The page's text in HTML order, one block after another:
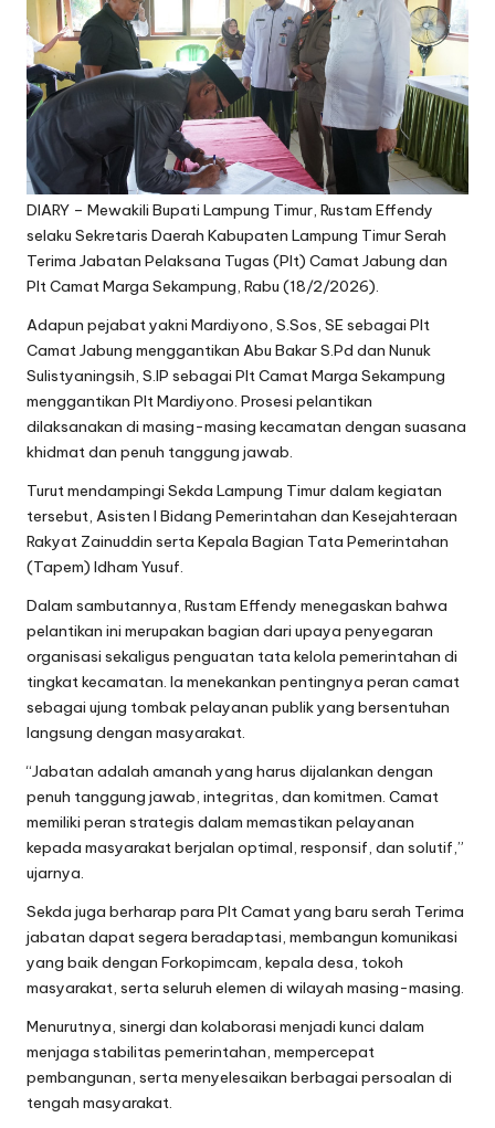
DIARY – Mewakili Bupati Lampung Timur, Rustam Effendy
selaku Sekretaris Daerah Kabupaten Lampung Timur Serah
Terima Jabatan Pelaksana Tugas (Plt) Camat Jabung dan
Plt Camat Marga Sekampung, Rabu (18/2/2026).
Adapun pejabat yakni Mardiyono, S.Sos, SE sebagai Plt
Camat Jabung menggantikan Abu Bakar S.Pd dan Nunuk
Sulistyaningsih, S.IP sebagai Plt Camat Marga Sekampung
menggantikan Plt Mardiyono. Prosesi pelantikan
dilaksanakan di masing-masing kecamatan dengan suasana
khidmat dan penuh tanggung jawab.
Turut mendampingi Sekda Lampung Timur dalam kegiatan
tersebut, Asisten I Bidang Pemerintahan dan Kesejahteraan
Rakyat Zainuddin serta Kepala Bagian Tata Pemerintahan
(Tapem) Idham Yusuf.
Dalam sambutannya, Rustam Effendy menegaskan bahwa
pelantikan ini merupakan bagian dari upaya penyegaran
organisasi sekaligus penguatan tata kelola pemerintahan di
tingkat kecamatan. Ia menekankan pentingnya peran camat
sebagai ujung tombak pelayanan publik yang bersentuhan
langsung dengan masyarakat.
“Jabatan adalah amanah yang harus dijalankan dengan
penuh tanggung jawab, integritas, dan komitmen. Camat
memiliki peran strategis dalam memastikan pelayanan
kepada masyarakat berjalan optimal, responsif, dan solutif,”
ujarnya.
Sekda juga berharap para Plt Camat yang baru serah Terima
jabatan dapat segera beradaptasi, membangun komunikasi
yang baik dengan Forkopimcam, kepala desa, tokoh
masyarakat, serta seluruh elemen di wilayah masing-masing.
Menurutnya, sinergi dan kolaborasi menjadi kunci dalam
menjaga stabilitas pemerintahan, mempercepat
pembangunan, serta menyelesaikan berbagai persoalan di
tengah masyarakat.